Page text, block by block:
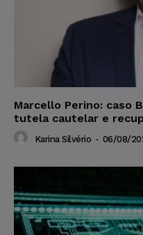
Marcello Perino: caso
tutela cautelar e
Karina Silvério - 06/08/